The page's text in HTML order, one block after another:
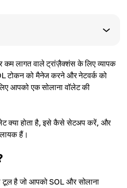
कम लागत वाले ट्रांज़ैक्शंस के लिए व्यापक
टोकन को मैनेज करने और नेटवर्क को
आपको एक सोलाना वॉलेट की
क्या होता है, इसे कैसे सेटअप करें, और
हैं।
है जो आपको SOL और सोलाना